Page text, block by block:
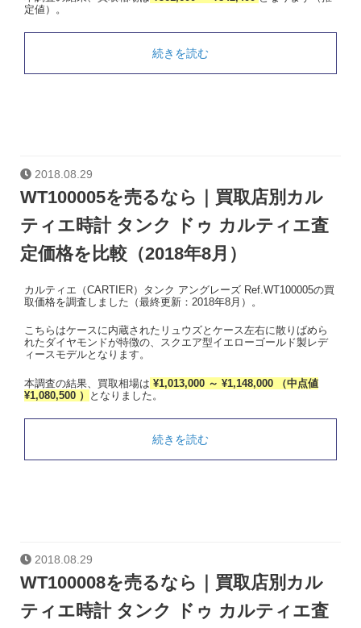
定値）。
続きを読む
2018.08.29
WT100005を売るなら｜買取店別カル
ティエ時計 タンク ドゥ カルティエ査
定価格を比較（2018年8月）
カルティエ（CARTIER）タンク アングレーズ Ref.WT100005の買
取価格を調査しました（最終更新：2018年8月）。
こちらはケースに内蔵されたリュウズとケース左右に散りばめら
れたダイヤモンドが特徴の、スクエア型イエローゴールド製レデ
ィースモデルとなります。
本調査の結果、買取相場は ¥1,013,000 ～ ¥1,148,000 （中点値
¥1,080,500 ）
となりました。
続きを読む
2018.08.29
WT100008を売るなら｜買取店別カル
ティエ時計 タンク ドゥ カルティエ査